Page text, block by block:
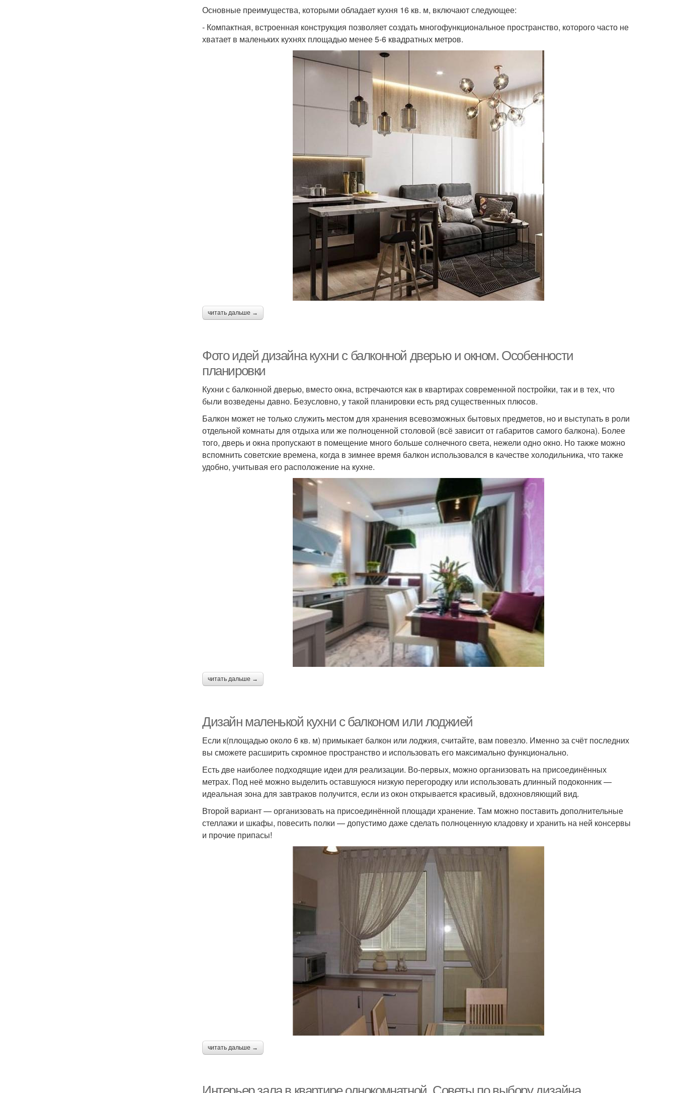
Основные преимущества, которыми обладает кухня 16 кв. м, включают следующее:
- Компактная, встроенная конструкция позволяет создать многофункциональное пространство, которого часто не
хватает в маленьких кухнях площадью менее 5-6 квадратных метров.
читать дальше →
Фото идей дизайна кухни с балконной дверью и окном. Особенности
планировки
Кухни с балконной дверью, вместо окна, встречаются как в квартирах современной постройки, так и в тех, что
были возведены давно. Безусловно, у такой планировки есть ряд существенных плюсов.
Балкон может не только служить местом для хранения всевозможных бытовых предметов, но и выступать в роли
отдельной комнаты для отдыха или же полноценной столовой (всё зависит от габаритов самого балкона). Более
того, дверь и окна пропускают в помещение много больше солнечного света, нежели одно окно. Но также можно
вспомнить советские времена, когда в зимнее время балкон использовался в качестве холодильника, что также
удобно, учитывая его расположение на кухне.
читать дальше →
Дизайн маленькой кухни с балконом или лоджией
Если к(площадью около 6 кв. м) примыкает балкон или лоджия, считайте, вам повезло. Именно за счёт последних
вы сможете расширить скромное пространство и использовать его максимально функционально.
Есть две наиболее подходящие идеи для реализации. Во-первых, можно организовать на присоединённых
метрах. Под неё можно выделить оставшуюся низкую перегородку или использовать длинный подоконник —
идеальная зона для завтраков получится, если из окон открывается красивый, вдохновляющий вид.
Второй вариант — организовать на присоединённой площади хранение. Там можно поставить дополнительные
стеллажи и шкафы, повесить полки — допустимо даже сделать полноценную кладовку и хранить на ней консервы
и прочие припасы!
читать дальше →